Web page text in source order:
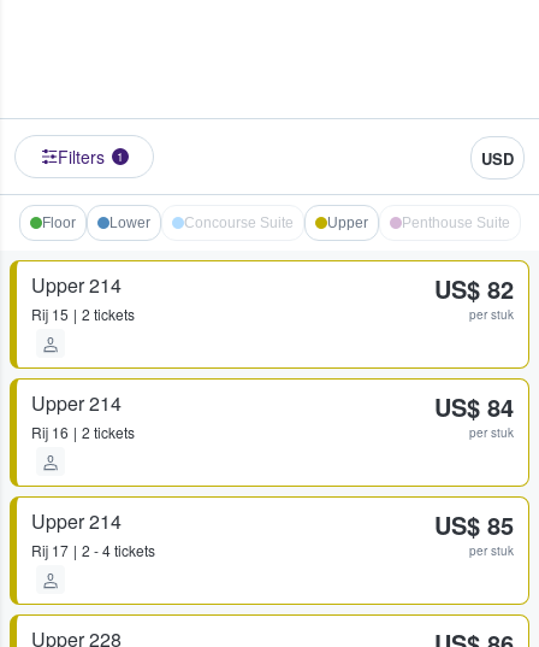
Filters 1 USD
Floor Lower Concourse Suite Upper Penthouse Suite
Upper 214
Rij 15 2 tickets
US$ 82
per stuk
Upper 214
Rij 16 2 tickets
US$ 84
per stuk
Upper 214
Rij 17 2 - 4 tickets
US$ 85
per stuk
Upper 228